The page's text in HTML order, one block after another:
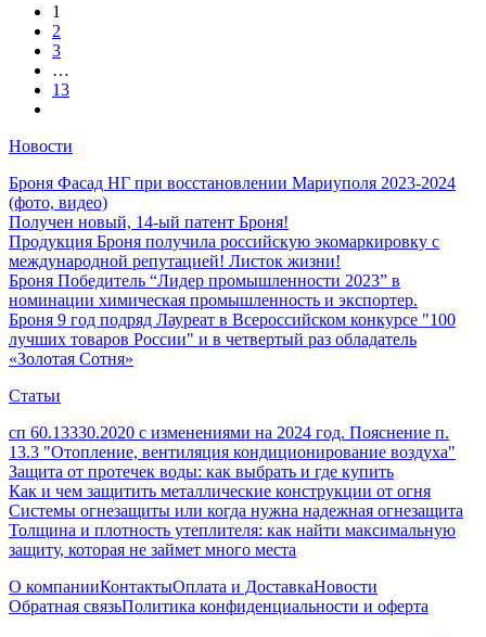
1
2
3
…
13
Новости
Броня Фасад НГ при восстановлении Мариуполя 2023-2024
(фото, видео)
Получен новый, 14-ый патент Броня!
Продукция Броня получила российскую экомаркировку с
международной репутацией! Листок жизни!
Броня Победитель “Лидер промышленности 2023” в
номинации химическая промышленность и экспортер.
Броня 9 год подряд Лауреат в Всероссийском конкурсе "100
лучших товаров России" и в четвертый раз обладатель
«Золотая Сотня»
Статьи
сп 60.13330.2020 с изменениями на 2024 год. Пояснение п.
13.3 "Отопление, вентиляция кондиционирование воздуха"
Защита от протечек воды: как выбрать и где купить
Как и чем защитить металлические конструкции от огня
Системы огнезащиты или когда нужна надежная огнезащита
Толщина и плотность утеплителя: как найти максимальную
защиту, которая не займет много места
О компанииКонтактыОплата и ДоставкаНовости
Обратная связьПолитика конфиденциальности и оферта